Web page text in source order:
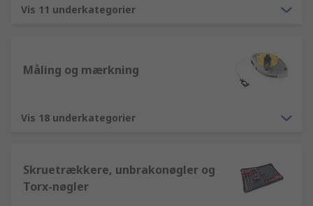
Vis 11 underkategorier
Måling og mærkning
Vis 18 underkategorier
Skruetrækkere, unbrakonøgler og
Torx-nøgler